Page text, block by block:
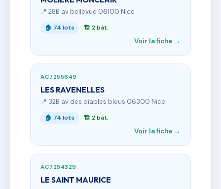
📍 28B av bellevue 06100 Nice
🏠 74 lots 🏗 2 bât.
Voir la fiche →
AC7255649
LES RAVENELLES
📍 32B av des diables bleus 06300 Nice
🏠 74 lots 🏗 2 bât.
Voir la fiche →
AC7254329
LE SAINT MAURICE